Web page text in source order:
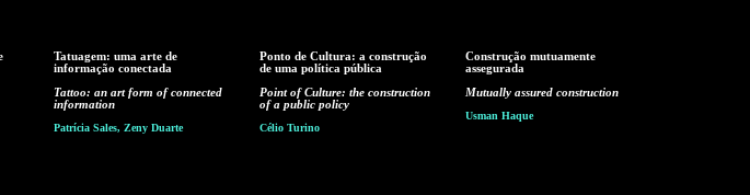
Tatuagem: uma arte de
informação conectada
Tattoo: an art form of connected
information
Patrícia Sales, Zeny Duarte
Ponto de Cultura: a construção
de uma política pública
Point of Culture: the construction
of a public policy
Célio Turino
Construção mutuamente
assegurada
Mutually assured construction
Usman Haque